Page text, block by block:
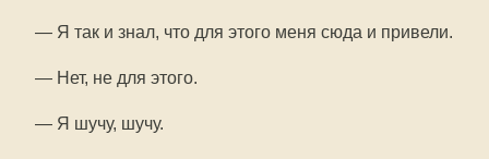
— Я так и знал, что для этого меня сюда и привели.
— Нет, не для этого.
— Я шучу, шучу.